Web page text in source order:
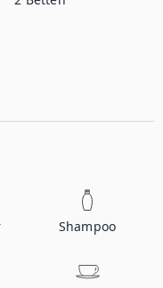
Shampoo